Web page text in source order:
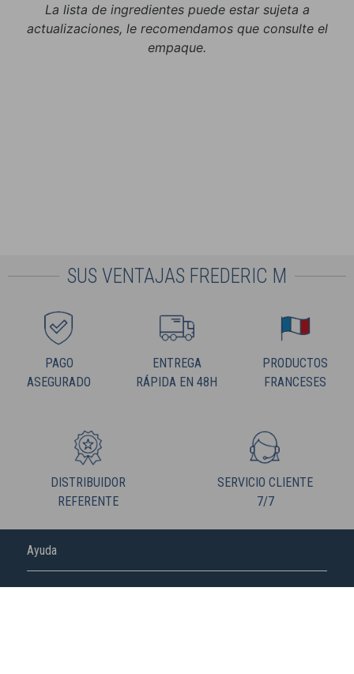
La lista de ingredientes puede estar sujeta a
actualizaciones, le recomendamos que consulte el
empaque.
SUS VENTAJAS FREDERIC M
PAGO
ASEGURADO
ENTREGA
RÁPIDA EN 48H
PRODUCTOS
FRANCESES
DISTRIBUIDOR
REFERENTE
SERVICIO CLIENTE
7/7
Ayuda